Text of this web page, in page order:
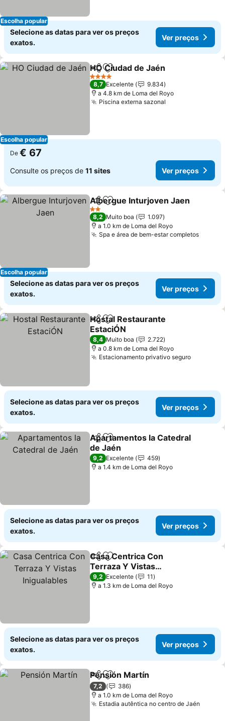
Escolha popular
Selecione as datas para ver os preços
exatos.
Ver preços
Escolha popular
PartilharAdicionar aos favoritos
HO Ciudad de Jaén
4 Estrelas
8,7 Excelente
9.834
a 4.8 km de Loma del Royo
Piscina externa sazonal
De € 67
Consulte os preços de 11 sites Ver preços
Escolha popular
PartilharAdicionar aos favoritos
Albergue Inturjoven Jaen
2 Estrelas
8,2 Muito boa
1.097
a 1.0 km de Loma del Royo
Spa e área de bem-estar completosVer
Selecione as datas para ver os preços
exatos.
Ver preços
PartilharAdicionar aos favoritos
Hostal Restaurante
EstaciÓN
Ver preços
8,4 Muito boa
2.722
a 0.8 km de Loma del Royo
Estacionamento privativo seguroVer
Selecione as datas para ver os preços
exatos.
Ver preços
PartilharAdicionar aos favoritos
Apartamentos la Catedral
de Jaén
Ver preços
9,2 Excelente
459
a 1.4 km de Loma del Royo
Selecione as datas para ver os preços
exatos.
Ver preços
PartilharAdicionar aos favoritos
Casa Centrica Con
Terraza Y Vistas
Inigualables
Ver preços
9,2 Excelente
11
a 1.3 km de Loma del Royo
Selecione as datas para ver os preços
exatos.
Ver preços
PartilharAdicionar aos favoritos
Pensión Martín
7,2
386
a 1.0 km de Loma del Royo
Estadia autêntica no centro de Jaén